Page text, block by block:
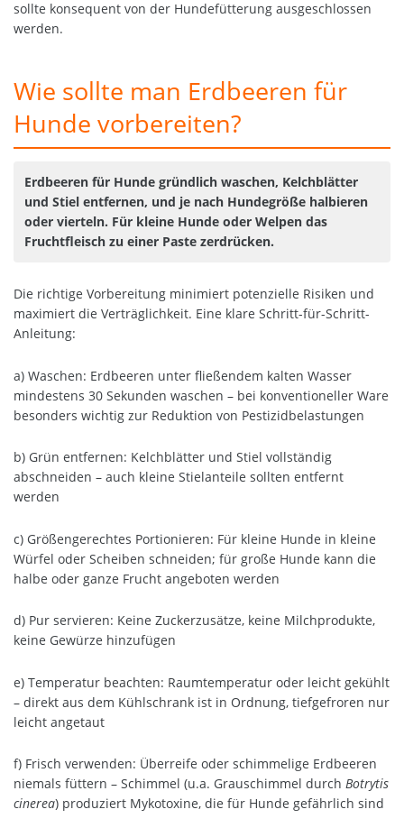
sollte konsequent von der Hundefütterung ausgeschlossen
werden.
Wie sollte man Erdbeeren für
Hunde vorbereiten?
Erdbeeren für Hunde gründlich waschen, Kelchblätter
und Stiel entfernen, und je nach Hundegröße halbieren
oder vierteln. Für kleine Hunde oder Welpen das
Fruchtfleisch zu einer Paste zerdrücken.
Die richtige Vorbereitung minimiert potenzielle Risiken und
maximiert die Verträglichkeit. Eine klare Schritt-für-Schritt-
Anleitung:
a) Waschen: Erdbeeren unter fließendem kalten Wasser
mindestens 30 Sekunden waschen – bei konventioneller Ware
besonders wichtig zur Reduktion von Pestizidbelastungen
b) Grün entfernen: Kelchblätter und Stiel vollständig
abschneiden – auch kleine Stielanteile sollten entfernt
werden
c) Größengerechtes Portionieren: Für kleine Hunde in kleine
Würfel oder Scheiben schneiden; für große Hunde kann die
halbe oder ganze Frucht angeboten werden
d) Pur servieren: Keine Zuckerzusätze, keine Milchprodukte,
keine Gewürze hinzufügen
e) Temperatur beachten: Raumtemperatur oder leicht gekühlt
– direkt aus dem Kühlschrank ist in Ordnung, tiefgefroren nur
leicht angetaut
f) Frisch verwenden: Überreife oder schimmelige Erdbeeren
niemals füttern – Schimmel (u.a. Grauschimmel durch Botrytis
cinerea) produziert Mykotoxine, die für Hunde gefährlich sind